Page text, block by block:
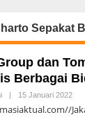
Sepakat
dan
Berbagai
| 15 Januari 2022Oleh